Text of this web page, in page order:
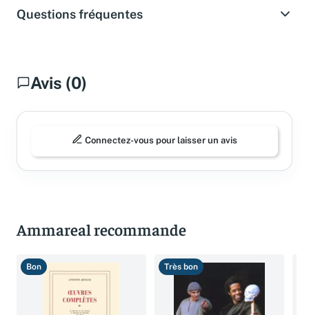
Questions fréquentes
Avis (0)
Connectez-vous pour laisser un avis
Ammareal recommande
Bon Très bon